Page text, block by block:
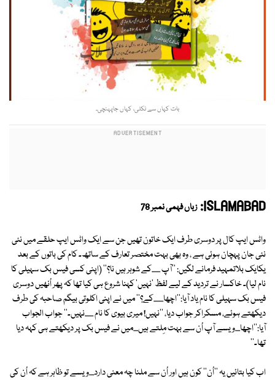
بات کہاں سے نکلی، کہاں جاپہنچی۔
ISLAMABAD: زباں فہمی نمبر 78
واٹس ایپ کال پر دوسری طرف ایک خاتون تھیں جن سے ایک واٹس ایپ حلقے میں نئی
نئی جان پہچان ہوئی ہے ، وہ بھی بہت مختصر تعارف کے ساتھ۔ کام کی باتوں کے بعد
یکایک بلاتمہید فرمانے لگیں: ''آپ .......کے شوہر ہیں نا؟'' (اپنی کسی فیس بک سہیلی کا
نام لیا)۔ خاکسار نے تردید کے لیے لفظ 'نہیں' کہنا شروع ہی کیا تھا کہ پھر اُنھیں دوسری
فیس بک سہیلی کا نام یاد آیا:''اچھا........کے؟'' میں نے اپنی اکلوتی بیگم صاحبہ کی طرف
دیکھتے ہوئے، مسکراکر جواب دیا، ''نہیں! میری بیوی کا نام .......نہیں۔'' جواب الجواب
آیا:''اچھا....ویسے آپ اُن سے بہت مِلتے ہیں....میں نے فیس بک پر دیکھتے ہی کہہ دیا
تھا۔''
اب کیا بتائیں یہ ''اُن'' کون ہیں اور اُن سے ملنا چہ معنی دارد....ویسے تو ظاہر ہے کہ اُن کی